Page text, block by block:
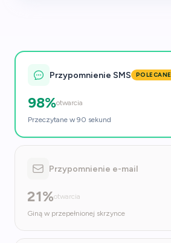
Przypomnienie SMS POLECANE
98%otwarcia
Przeczytane w 90 sekund
Przypomnienie e-mail
21%otwarcia
Giną w przepełnionej skrzynce